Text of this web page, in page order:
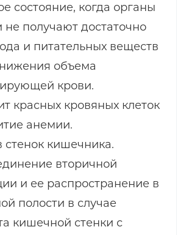
состояние, когда органы
не получают достаточно
и питательных веществ
объема
крови.
красных кровяных клеток
анемии.
стенок кишечника.
вторичной
и ее распространение в
полости в случае
кишечной стенки с